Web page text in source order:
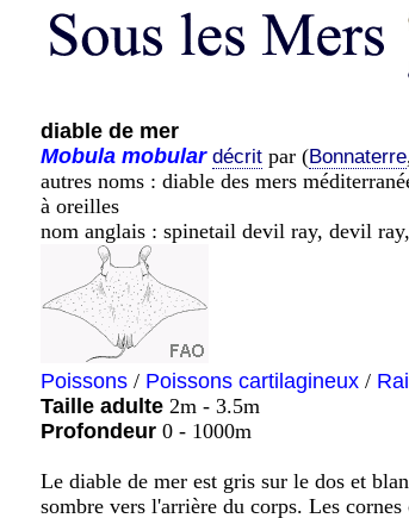
diable de mer
Mobula mobular décrit par (Bonnaterre
autres noms : diable des mers
à oreilles
nom anglais : spinetail devil ray, devil
Poissons / Poissons cartilagineux /
Taille adulte 2m - 3.5m
Profondeur 0 - 1000m
Le diable de mer est gris sur le dos et
sombre vers l'arrière du corps. Les